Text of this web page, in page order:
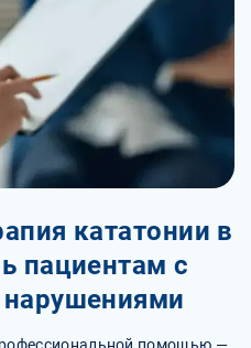
кататонии в
пациентам с
помощью —